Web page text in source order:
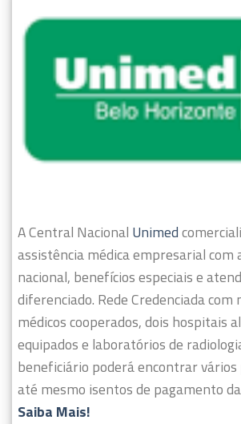
A Central Nacional Unimed
assistência médica empresarial com
nacional, benefícios especiais e
diferenciado. Rede Credenciada com
médicos cooperados, dois hospitais
equipados e laboratórios de
beneficiário poderá encontrar
até mesmo isentos de pagamento
Saiba Mais!